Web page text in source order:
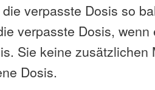
verpasste Dosis so
verpasste Dosis,
Sie keine zusätzlichen
Dosis.